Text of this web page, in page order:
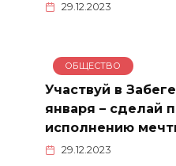
29.12.2023
ОБЩЕСТВО
Участвуй в
января – сделай
исполнению
29.12.2023